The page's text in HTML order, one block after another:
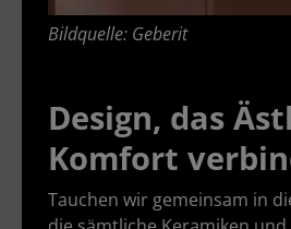
Bildquelle: Geberit
Design, das
Komfort
Tauchen wir gemeinsam in